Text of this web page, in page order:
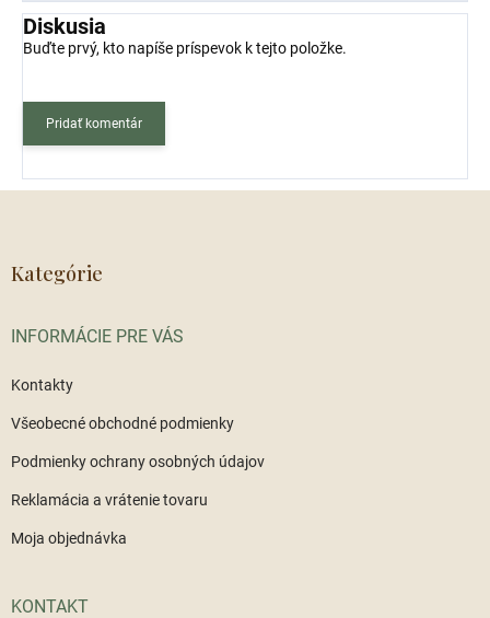
Diskusia
Buďte prvý, kto napíše príspevok k tejto položke.
Pridať komentár
Kategórie
INFORMÁCIE PRE VÁS
Kontakty
Všeobecné obchodné podmienky
Podmienky ochrany osobných údajov
Reklamácia a vrátenie tovaru
Moja objednávka
KONTAKT